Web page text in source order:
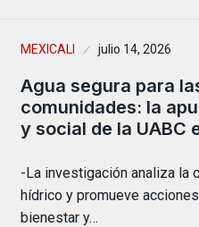
MEXICALI julio 14, 2026
Agua segura para
comunidades: la
y social de la UABC
-La investigación analiza la
hídrico y promueve
bienestar y…